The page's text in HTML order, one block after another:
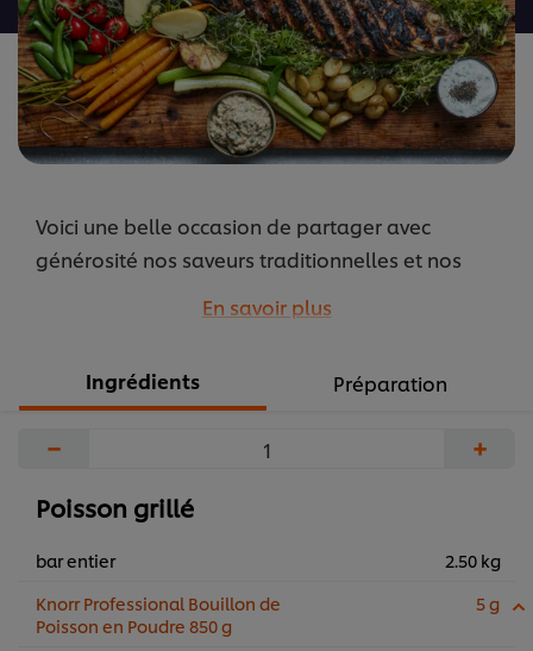
Voici une belle occasion de partager avec
générosité nos saveurs traditionnelles et nos
formidable expérience avec leurs proches.
En savoir plus
Ingrédients Préparation
− +
Poisson grillé
bar entier
2.50 kg
Knorr Professional Bouillon de
Poisson en Poudre 850 g
5 g